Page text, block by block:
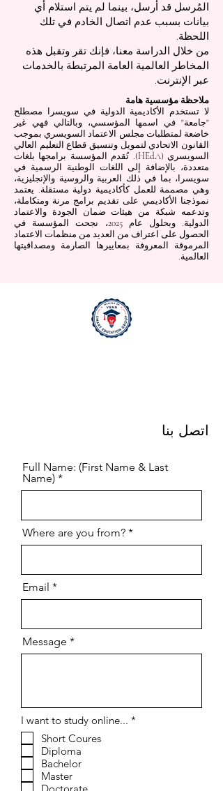
المُرسل قد أُرسل، بينما لم يتم استلام أي
بيانات بسبب عدم اتصال الخادم في تلك
اللحظة.
من خلال الدراسة معنا، فإنك تقر وتقبل هذه
المخاطر العالمية العامة المرتبطة بالخدمات
عبر الإنترنت.
ملاحظة مؤسسية هامة
لا تستخدم الأكاديمية الدولية في سويسرا مصطلح
"جامعة" في اسمها المؤسسي، وبالتالي فهي غير
خاضعة لمتطلبات مجلس الاعتماد السويسري بموجب
القانون الاتحادي لتمويل وتنسيق قطاع التعليم العالي
السويسري (HEdA). تُقدم المؤسسة برامجها بلغات
متعددة، بالإضافة إلى اللغات الوطنية الرسمية في
سويسرا، بما في ذلك العربية والروسية والإنجليزية،
وهي مصممة للعمل كأكاديمية دولية مستقلة. يعتمد
نموذجنا الأكاديمي على تقديم برامج مرنة ومتكاملة،
وتدعمه شبكة من هيئات ضمان الجودة والاعتماد
الدولية. وبحلول عام 2025، نجحت المؤسسة في
الحصول على اعتراف من العديد من منظمات الاعتماد
المرموقة المعروفة بمعاييرها الصارمة ومصداقيتها
العالمية.
اتصل بنا
Full Name: (First Name & Last
Name)
Where are you from?
Email
Message
I want to study online... *
Short Coures
Diploma
Bachelor
Master
Doctorate